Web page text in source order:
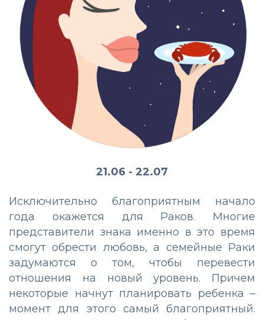
21.06 - 22.07
Исключительно благоприятным начало
года окажется для Раков. Многие
представители знака именно в это время
смогут обрести любовь, а семейные Раки
задумаются о том, чтобы перевести
отношения на новый уровень. Причем
некоторые начнут планировать ребенка –
момент для этого самый благоприятный.